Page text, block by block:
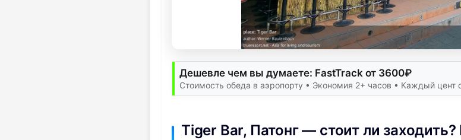
Дешевле чем вы думаете: FastTrack от 3600₽
Стоимость обеда в аэропорту • Экономия 2+ часов • Каждый цент
Tiger Bar, Патонг — стоит ли